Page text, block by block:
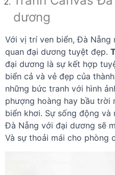
dương
Với vị trí ven biển, Đà Nẵng
quan đại dương tuyệt đẹp.
đại dương là sự kết hợp
biển cả và vẻ đẹp của
những bức tranh với hình
phượng hoàng hay bầu trời
biển khơi. Sự sống động và
Đà Nẵng với đại dương sẽ
Và sự thoải mái cho phòng